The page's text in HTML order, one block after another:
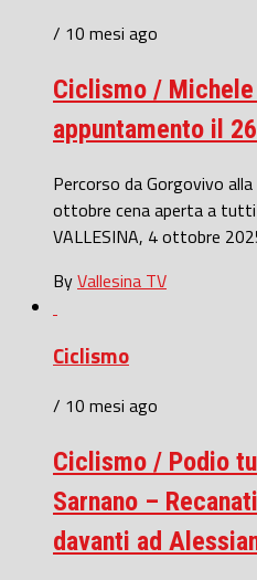
/ 10 mesi ago
Ciclismo /
appuntamento il
Percorso da Gorgovivo
ottobre cena aperta a
VALLESINA, 4 ottobre
ByVallesina TV
Ciclismo
/ 10 mesi ago
Ciclismo / Podio
Sarnano –
davanti ad